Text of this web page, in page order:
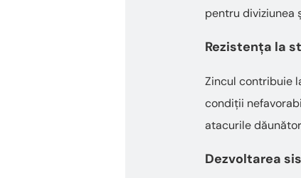
pentru diviziunea
Rezistența la
Zincul contribuie
condiții
atacurile
Dezvoltarea